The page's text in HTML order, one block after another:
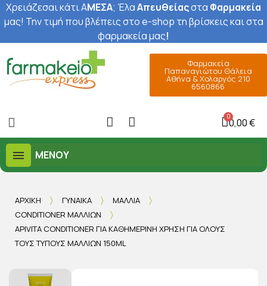
Χρειάζεσαι κάτι ΑΜΕΣΑ; ΈλαΑπευθείαςστα Φαρμακεία
μας! Την τιμή που βλέπεις στο e-shop τη βρίσκεις και στα
φαρμακεία μας!
Φαρμακεία
Παπαναγιώτου Θάλεια
Αθήνα & Χολαργός 210
6560866
0,00 €
ΜΕΝΟΎ
ΑΡΧΙΚΉ ΓΥΝΑΊΚΑ
ΜΑΛΛΙΆ
CONDITIONER ΜΑΛΛΙΏΝ
APIVITA CONDITIONER ΓΙΑ ΚΑΘΗΜΕΡΙΝΉ ΧΡΉΣΗ ΓΙΑ ΌΛΟΥΣ
ΤΟΥΣ ΤΎΠΟΥΣ ΜΑΛΛΙΏΝ 150ML